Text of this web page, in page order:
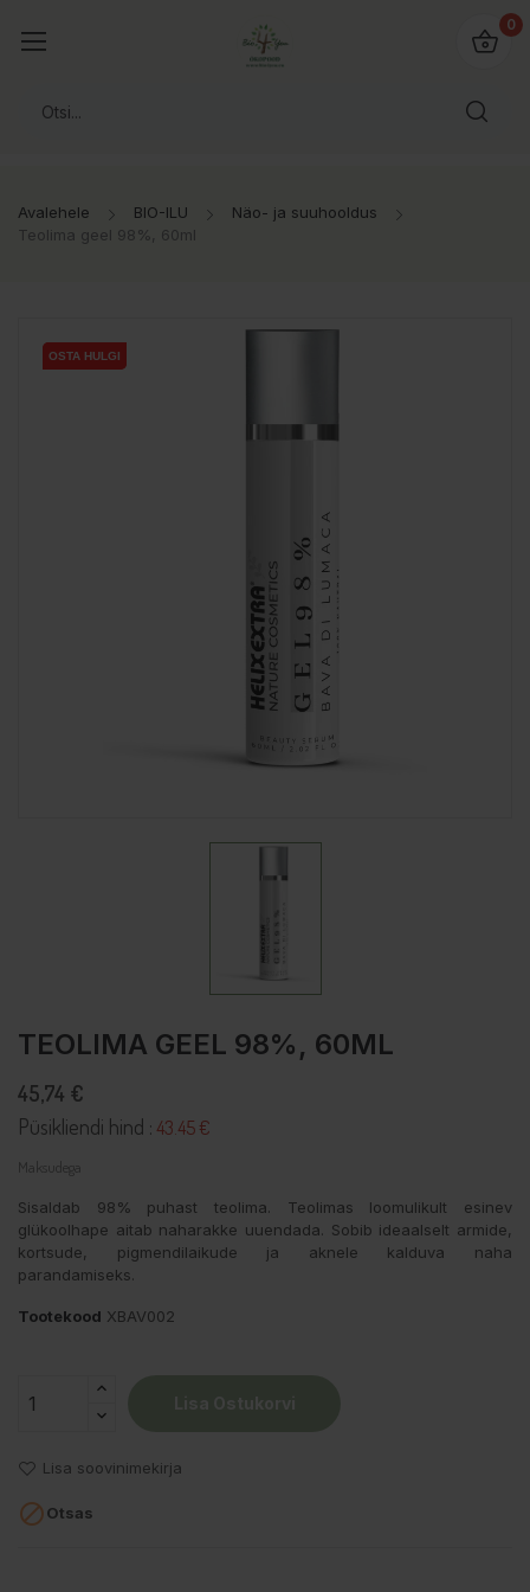
0
Avalehele BIO-ILU
Näo- ja suuhooldus
Teolima geel 98%, 60ml
OSTA HULGI
OSTA HULGI
TEOLIMA GEEL 98%, 60ML
45,74 €
Püsikliendi hind : 43.45 €
Maksudega
Sisaldab 98% puhast teolima. Teolimas loomulikult esinev
glükoolhape aitab naharakke uuendada. Sobib ideaalselt armide,
kortsude, pigmendilaikude ja aknele kalduva naha
parandamiseks.
Tootekood XBAV002
Lisa soovinimekirja
Otsas